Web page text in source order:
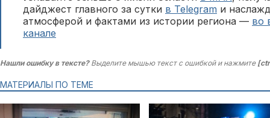
дайджест главного за сутки в Telegram и
атмосферой и фактами из истории региона — во
канале
Нашли ошибку в тексте?Выделите мышью текст с ошибкой и нажмите
МАТЕРИАЛЫ ПО ТЕМЕ